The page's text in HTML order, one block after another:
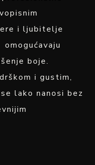
i ljubitelje
boje.
i gustim,
lako nanosi bez